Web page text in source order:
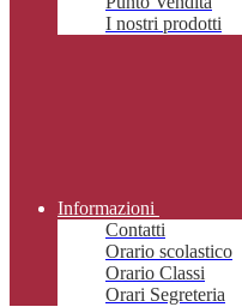
I nostri prodotti
Informazioni
Contatti
Orario scolastico
Orario Classi
Orari Segreteria